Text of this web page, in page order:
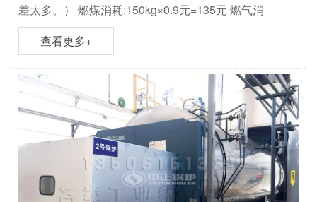
差太多。） 燃煤消耗:150kg×0.9元=135元 燃气消
查看更多+